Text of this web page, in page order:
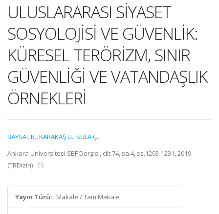
ULUSLARARASI SİYASET
SOSYOLOJİSİ VE GÜVENLİK:
KÜRESEL TERÖRİZM, SINIR
GÜVENLİĞİ VE VATANDAŞLIK
ÖRNEKLERİ
BAYSAL B.,KARAKAŞ U., SULA Ç.
Ankara Üniversitesi SBF Dergisi, cilt.74, sa.4, ss.1203-1231, 2019
(TRDizin)
Yayın Türü: Makale / Tam Makale